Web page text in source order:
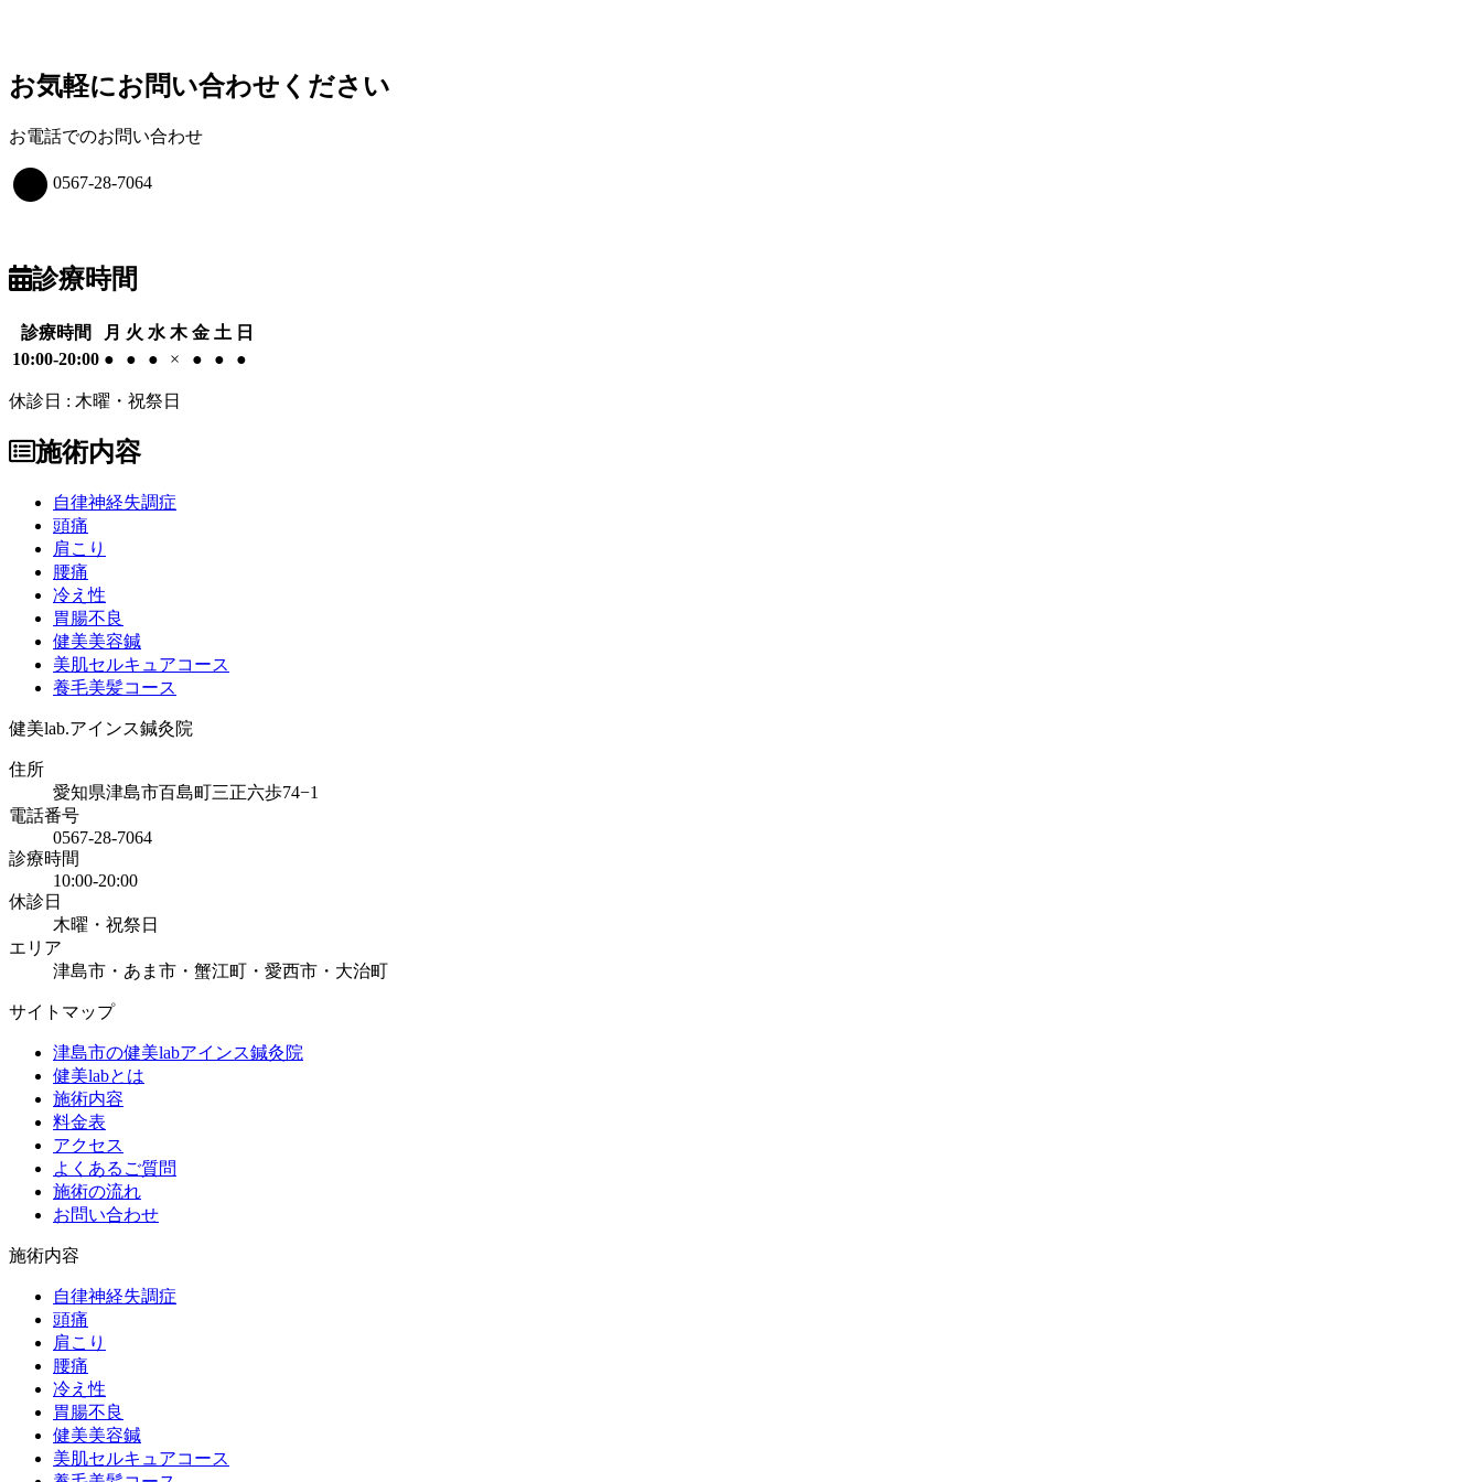
お気軽にお問い合わせください
お電話でのお問い合わせ
0567-28-7064
診療時間
診療時間 月 火 水 木 金 土 日
10:00-20:00 ● ● ● × ● ● ●
休診日 : 木曜・祝祭日
施術内容
自律神経失調症
頭痛
肩こり
腰痛
冷え性
胃腸不良
健美美容鍼
美肌セルキュアコース
養毛美髪コース
健美lab.アインス鍼灸院
住所
愛知県津島市百島町三正六歩74−1
電話番号
0567-28-7064
診療時間
10:00-20:00
休診日
木曜・祝祭日
エリア
津島市・あま市・蟹江町・愛西市・大治町
サイトマップ
津島市の健美labアインス鍼灸院
健美labとは
施術内容
料金表
アクセス
よくあるご質問
施術の流れ
お問い合わせ
施術内容
自律神経失調症
頭痛
肩こり
腰痛
冷え性
胃腸不良
健美美容鍼
美肌セルキュアコース